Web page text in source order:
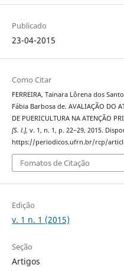
Publicado
23-04-2015
Como Citar
FERREIRA, Tainara Lôrena dos
Fábia Barbosa de. AVALIAÇÃO DO
DE PUERICULTURA NA ATENÇÃO
[S. l.], v. 1, n. 1, p. 22–29, 2015.
https://periodicos.ufrn.br/rcp/
Fomatos de Citação
Edição
v. 1 n. 1 (2015)
Seção
Artigos